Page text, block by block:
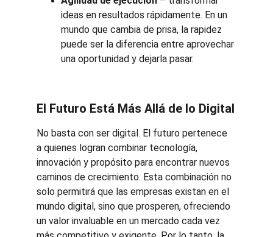
ideas en resultados rápidamente. En un
mundo que cambia de prisa, la rapidez
puede ser la diferencia entre aprovechar
una oportunidad y dejarla pasar.
El Futuro Está Más Allá de lo Digital
No basta con ser digital. El futuro pertenece
a quienes logran combinar tecnología,
innovación y propósito para encontrar nuevos
caminos de crecimiento. Esta combinación no
solo permitirá que las empresas existan en el
mundo digital, sino que prosperen, ofreciendo
un valor invaluable en un mercado cada vez